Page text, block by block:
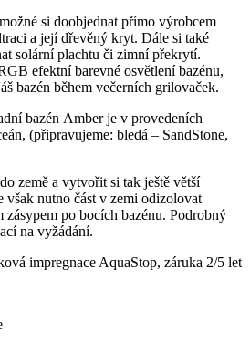
si doobjednat přímo výrobcem
a její dřevěný kryt. Dále si také
solární plachtu či zimní překrytí.
efektní barevné osvětlení bazénu,
bazén během večerních grilovaček.
bazén Amber je v provedeních
(připravujeme: bledá – SandStone,
země a vytvořit si tak ještě větší
nutno část v zemi odizolovat
po bocích bazénu. Podrobný
na vyžádání.
impregnace AquaStop, záruka 2/5 let